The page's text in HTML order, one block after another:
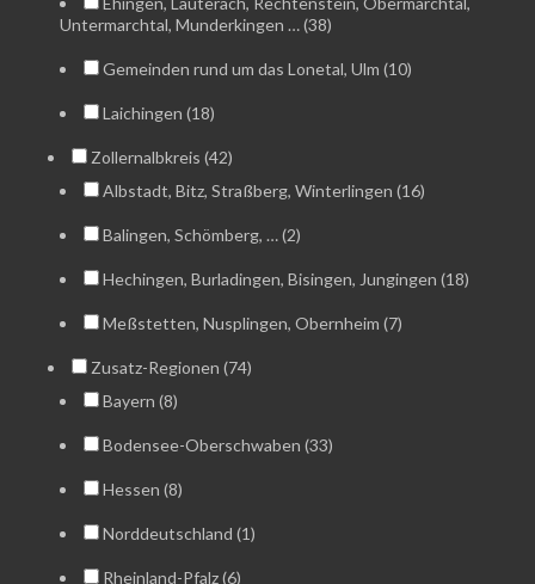
Untermarchtal, Munderkingen … (38)
Gemeinden rund um das Lonetal, Ulm (10)
Laichingen (18)
Zollernalbkreis (42)
Albstadt, Bitz, Straßberg, Winterlingen (16)
Balingen, Schömberg, … (2)
Hechingen, Burladingen, Bisingen, Jungingen (18)
Meßstetten, Nusplingen, Obernheim (7)
Zusatz-Regionen (74)
Bayern (8)
Bodensee-Oberschwaben (33)
Hessen (8)
Norddeutschland (1)
Rheinland-Pfalz (6)